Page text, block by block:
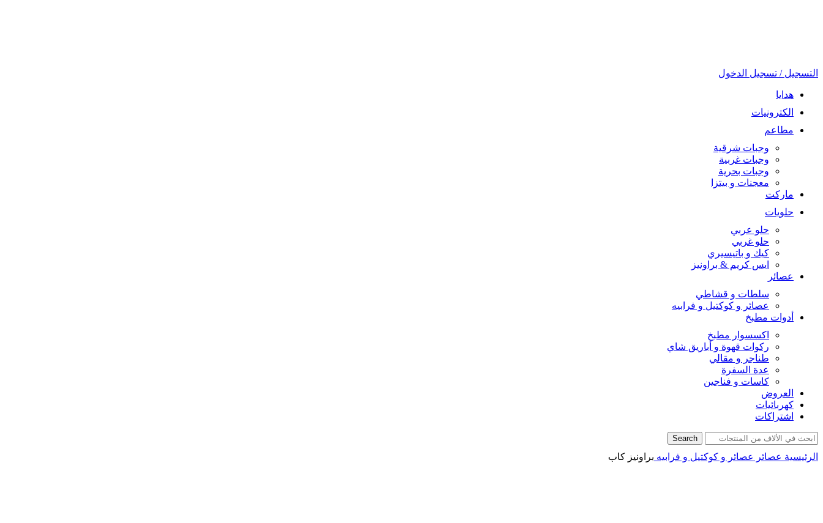
التسجيل / تسجيل الدخول
هدايا
الكترونيات
مطاعم
وجبات شرقية
وجبات غربية
وجبات بحرية
معجنات و بيتزا
ماركت
حلويات
حلو عربي
حلو غربي
كيك و باتيسيري
ايس كريم & براونيز
عصائر
سلطات و قشاطي
عصائر و كوكتيل و فرابيه
أدوات مطبخ
اكسسوار مطبخ
ركوات قهوة و أباريق شاي
طناجر و مقالي
عدة السفرة
كاسات و فناجين
العروض
كهربائيات
اشتراكات
Search
الرئيسية عصائر عصائر و كوكتيل و فرابيه براونيز كاب